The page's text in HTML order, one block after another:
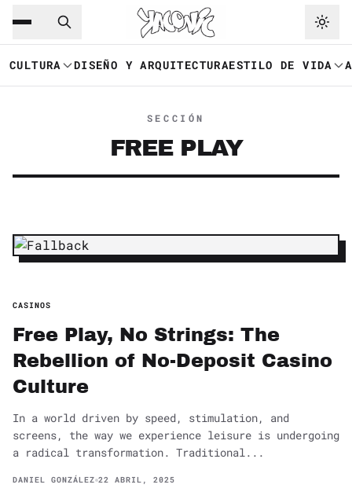
Saltar al contenido principal
CULTURA DISEÑO Y ARQUITECTURAESTILO DE VIDA
SECCIÓN
FREE PLAY
CASINOS
Free Play, No Strings: The
Rebellion of No-Deposit Casino
Culture
In a world driven by speed, stimulation, and
screens, the way we experience leisure is undergoing
a radical transformation. Traditional...
DANIEL GONZÁLEZ 22 ABRIL, 2025